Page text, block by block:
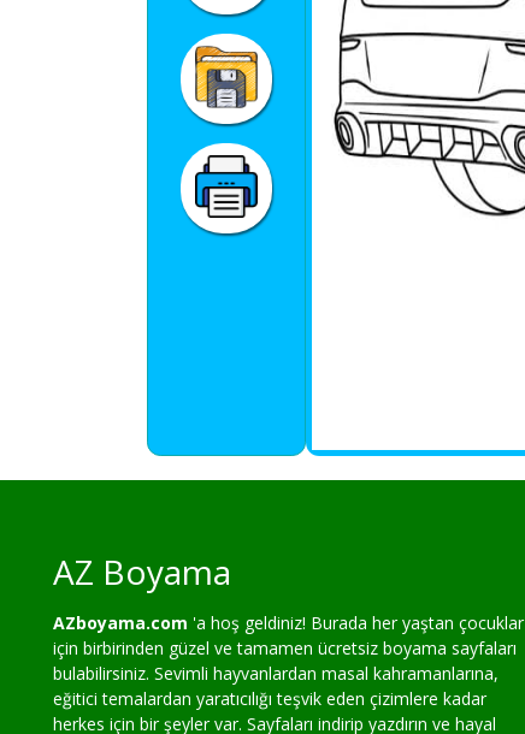
AZ Boyama
AZboyama.com 'a hoş geldiniz! Burada her yaştan çocuklar
için birbirinden güzel ve tamamen ücretsiz boyama sayfaları
bulabilirsiniz. Sevimli hayvanlardan masal kahramanlarına,
eğitici temalardan yaratıcılığı teşvik eden çizimlere kadar
herkes için bir şeyler var. Sayfaları indirip yazdırın ve hayal